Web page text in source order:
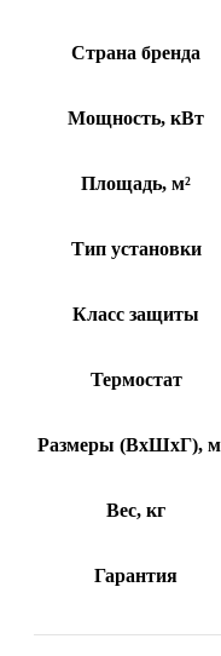
Страна бренда
Мощность, кВт
Площадь, м²
Тип установки
Класс защиты
Термостат
Размеры (ВхШхГ),
Вес, кг
Гарантия